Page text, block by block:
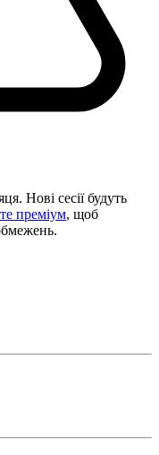
Нові сесії будуть
преміум, щоб